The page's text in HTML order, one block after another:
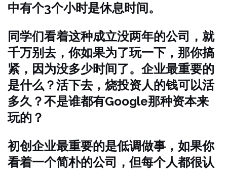
中有个3个小时是休息时间。
同学们看着这种成立没两年的公司，就
千万别去，你如果为了玩一下，那你搞
紧，因为没多少时间了。企业最重要的
是什么？活下去，烧投资人的钱可以活
多久？不是谁都有Google那种资本来
玩的？
初创企业最重要的是低调做事，如果你
看着一个简朴的公司，但每个人都很认